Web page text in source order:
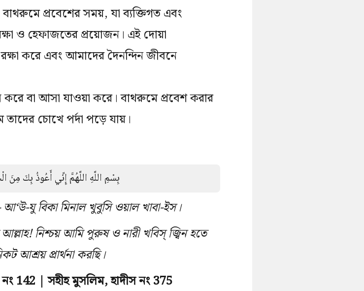
বাথরুমে প্রবেশের সময়, যা ব্যক্তিগত এবং
ও হেফাজতের প্রয়োজন। এই দোয়া
করে এবং আমাদের দৈনন্দিন জীবনে
করে বা আসা যাওয়া করে। বাথরুমে প্রবেশ করার
চোখে পর্দা পড়ে যায়।
بِسْمِ اللَّهِ اللَّهُمَّ إِنِّي أَعُوذُ بِكَ مِنَ
আ‘উ-যু বিকা মিনাল খুবুসি ওয়াল খাবা-ইস।
নিশ্চয় আমি পুরুষ ও নারী খবিস্ জ্বিন হতে
আশ্রয় প্রার্থনা করছি।
142 | সহীহ মুসলিম, হাদীস নং 375